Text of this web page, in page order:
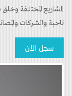
المشاريع المختلفة
ناحية والشركات
سجل الان